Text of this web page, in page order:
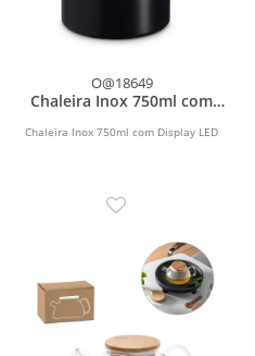
O@18649
Chaleira Inox 750ml com
Chaleira Inox 750ml com Display LED